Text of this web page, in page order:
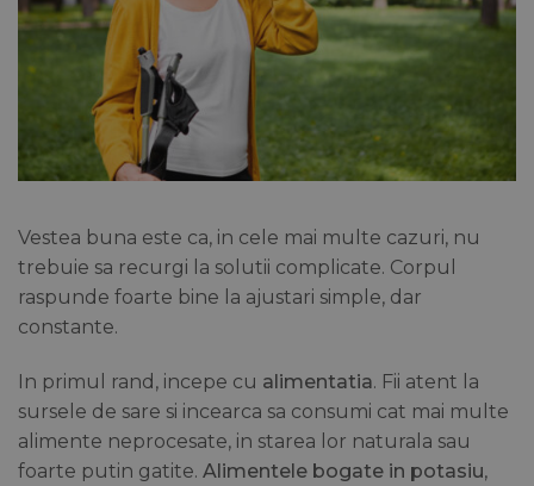
Vestea buna este ca, in cele mai multe cazuri, nu
trebuie sa recurgi la solutii complicate. Corpul
raspunde foarte bine la ajustari simple, dar
constante.
In primul rand, incepe cu alimentatia. Fii atent la
sursele de sare si incearca sa consumi cat mai multe
alimente neprocesate, in starea lor naturala sau
foarte putin gatite. Alimentele bogate in potasiu,